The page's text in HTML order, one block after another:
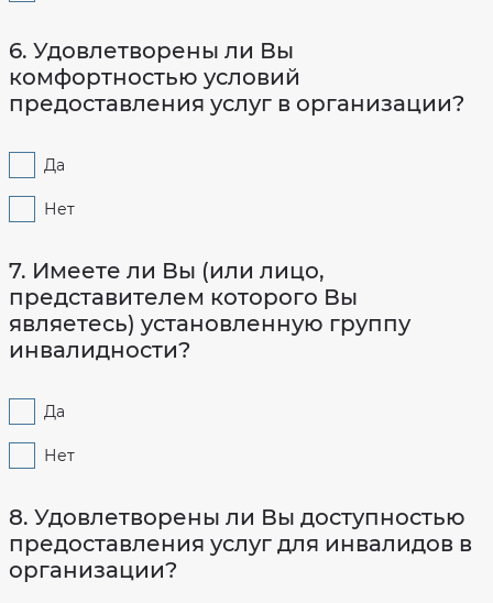
6. Удовлетворены ли Вы
комфортностью условий
предоставления услуг в организации?
Да
Нет
7. Имеете ли Вы (или лицо,
представителем которого Вы
являетесь) установленную группу
инвалидности?
Да
Нет
8. Удовлетворены ли Вы доступностью
предоставления услуг для инвалидов в
организации?